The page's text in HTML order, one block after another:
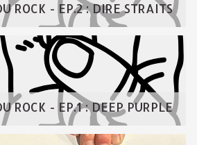
ROCK - EP.2 : DIRE STRAITS
ROCK - EP.1 : DEEP PURPLE